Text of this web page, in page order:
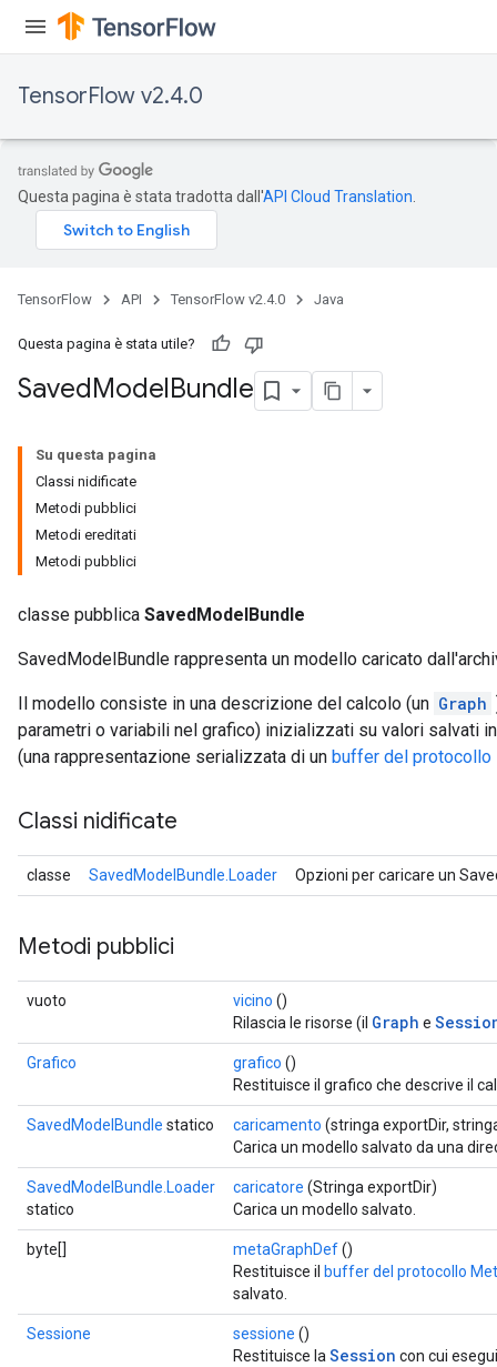
TensorFlow v2.4.0
Questa pagina è stata tradotta dall'API Cloud Translation
TensorFlow API TensorFlow v2.4.0 Java
Questa pagina è stata utile?
SavedModelBundle
Su questa pagina
Classi nidificate
Metodi pubblici
Metodi ereditati
Metodi pubblici
classe pubblica SavedModelBundle
SavedModelBundle rappresenta un modello caricato
Il modello consiste in una descrizione del calcolo (un Graph
parametri o variabili nel grafico) inizializzati su valori salvati
(una rappresentazione serializzata di un buffer del protocollo
Classi nidificate
classe SavedModelBundle.Loader Opzioni per caricare un
Metodi pubblici
vuoto vicino ()
Rilascia le risorse (il Graph e
Grafico grafico ()
Restituisce il grafico che descrive il
SavedModelBundle statico caricamento (stringa exportDir,
Carica un modello salvato da una
SavedModelBundle.Loader
statico
caricatore (Stringa exportDir)
Carica un modello salvato.
byte[] metaGraphDef()
Restituisce il buffer del protocollo
salvato.
Sessione sessione ()
Restituisce la Session con cui